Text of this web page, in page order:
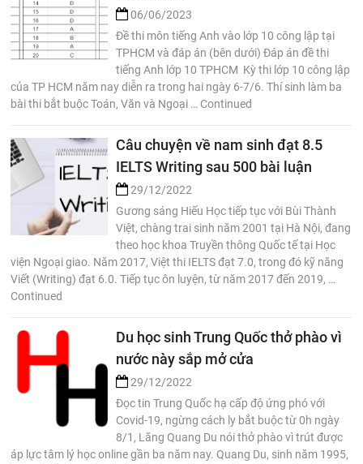
06/06/2023
Đề thi môn tiếng Anh vào lớp 10 công lập tại
TPHCM và đáp án (bên dưới) Đáp án đề thi
tiếng Anh lớp 10 TPHCM Kỳ thi lớp 10 công lập
của TP HCM năm nay diễn ra trong hai ngày 6-7/6. Thí sinh làm ba
bài thi bắt buộc Toán, Văn và Ngoại … Continued
Câu chuyện về nam sinh đạt 8.5
IELTS Writing sau 500 bài luận
29/12/2022
Gương sáng Hiếu Học tiếp tục với Bùi Thành
Việt, chàng trai sinh năm 2001 tại Hà Nội, đang
theo học khoa Truyền thông Quốc tế tại Học
viện Ngoại giao. Năm 2017, Việt thi IELTS đạt 7.0, trong đó kỹ năng
Viết (Writing) đạt 6.0. Tiếp tục ôn luyện, từ năm 2017 đến 2019, …
Continued
Du học sinh Trung Quốc thở phào vì
nước này sắp mở cửa
29/12/2022
Đọc tin Trung Quốc hạ cấp độ ứng phó với
Covid-19, ngừng cách ly bắt buộc từ 0h ngày
8/1, Lăng Quang Du nói thở phào vì trút được
áp lực tâm lý học online gần ba năm nay. Quang Du, sinh năm 1995,